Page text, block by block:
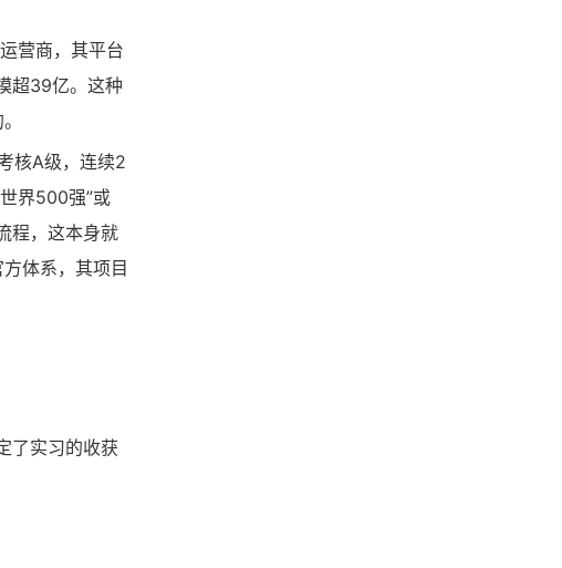
营商，其平台
超39亿。这种
核A级，连续2
界500强”或
程，这本身就
体系，其项目
了实习的收获